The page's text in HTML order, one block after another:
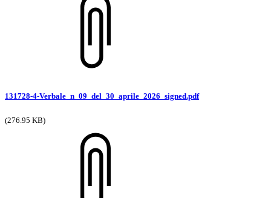
131728-4-Verbale_n_09_del_30_aprile_2026_signed.pdf
(276.95 KB)